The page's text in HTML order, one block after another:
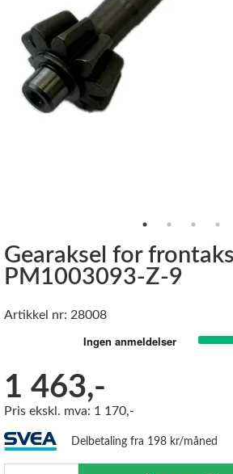
Gearaksel for
PM1003093-Z-9
Artikkel nr: 28008
1 463,-
Pris ekskl. mva: 1 170,-
Delbetaling fra 198 kr/måned